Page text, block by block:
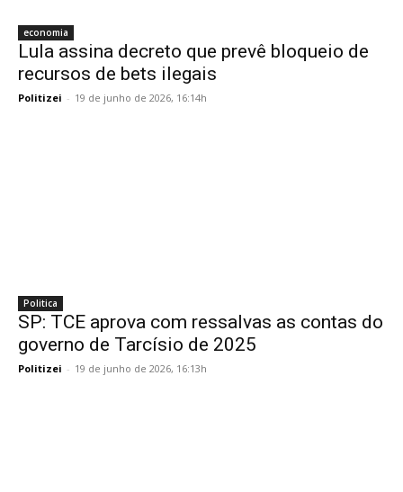
economia
Lula assina decreto que prevê bloqueio de
recursos de bets ilegais
Politizei - 19 de junho de 2026, 16:14h
Politica
SP: TCE aprova com ressalvas as contas do
governo de Tarcísio de 2025
Politizei - 19 de junho de 2026, 16:13h